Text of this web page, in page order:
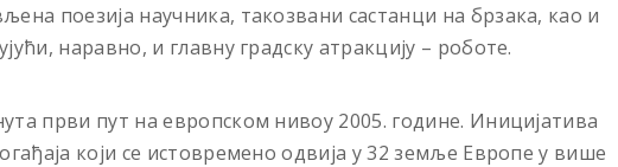
поезија научника, такозвани састанци на брзака, као и
наравно, и главну градску атракцију – роботе.
први пут на европском нивоу 2005. године. Иницијатива
који се истовремено одвија у 32 земље Европе у више